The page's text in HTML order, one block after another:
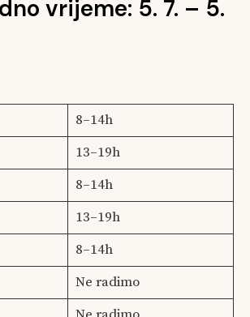
vrijeme: 5. 7. – 5.
8–14h
13–19h
8–14h
13–19h
8–14h
Ne radimo